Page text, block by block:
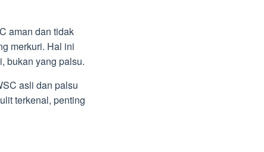
aman dan tidak
merkuri. Hal ini
bukan yang palsu.
asli dan palsu
terkenal, penting